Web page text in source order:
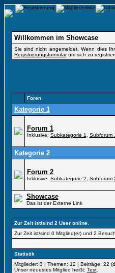
Willkommen im Showcase
Sie sind nicht angemeldet. Wenn dies
Registrierungsformularum sich zu
Foren
Kategorie 1
Forum 1
Inklusive: Subkategorie 1 Subforum
Kategorie 2
Forum 2
Inklusive: Subkategorie 2 Subforum
Showcase
Das ist der Externe Link
Zur Zeit ist/sind 2 User online.
Zur Zeit ist/sind 0 Mitglied(er) und 2
Statistik
Mitglieder: 3 | Themen: 12 | Beiträge: 22
Unser neuestes Mitglied heißt: Test.